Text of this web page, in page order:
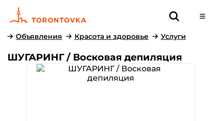
Объявления Красота и здоровье Услуги
ШУГАРИНГ / Восковая депиляция